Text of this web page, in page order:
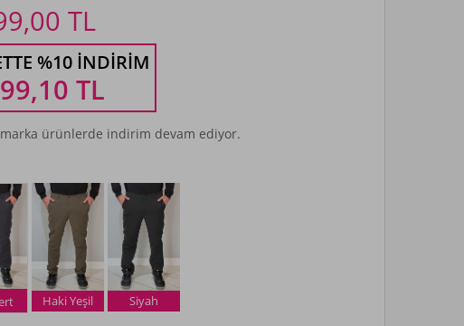
TL
%10 İNDIRIM
TL
ürünlerde indirim devam ediyor.
Haki Yeşil Siyah